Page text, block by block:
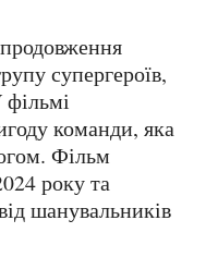
супергероїв,
команди, яка
Фільм
року та
шанувальників